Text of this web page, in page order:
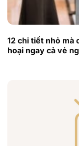
12 chi tiết nhỏ mà
hoại ngay cả vẻ